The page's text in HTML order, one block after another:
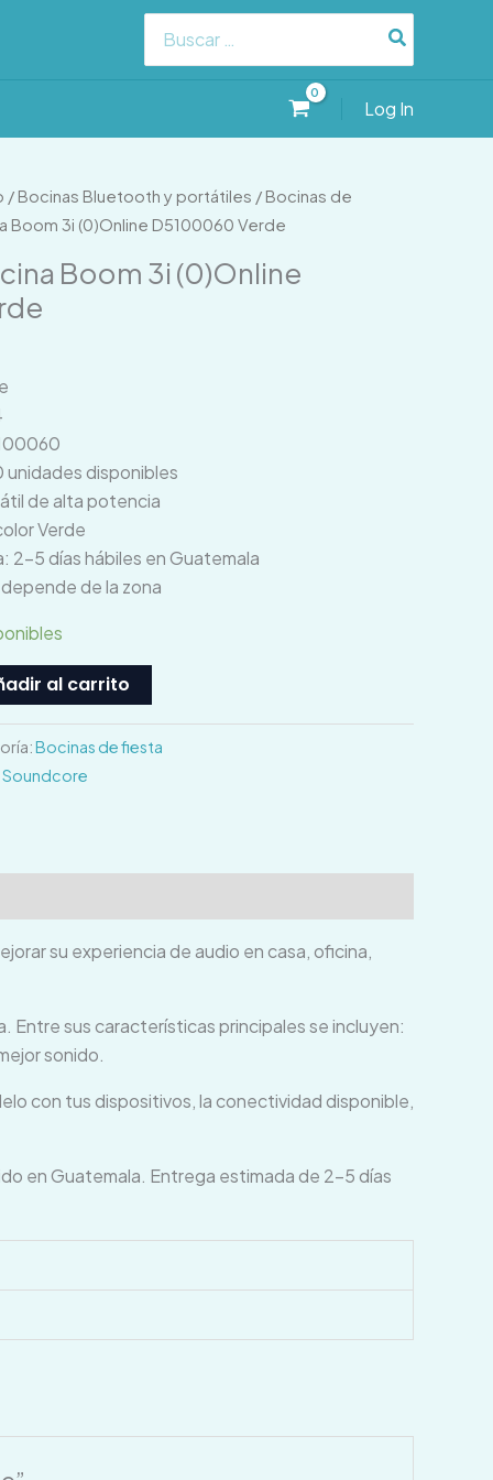
for:
Log In
/ Bocinas Bluetooth y portátiles / Bocinas de
Boom 3i (0)Online D5100060 Verde
Boom 3i (0)Online
unidades disponibles
de alta potencia
Verde
2–5 días hábiles en Guatemala
de la zona
al carrito
Bocinas de fiesta
Soundcore
su experiencia de audio en casa, oficina,
sus características principales se incluyen:
sonido.
con tus dispositivos, la conectividad disponible,
en Guatemala. Entrega estimada de 2–5 días